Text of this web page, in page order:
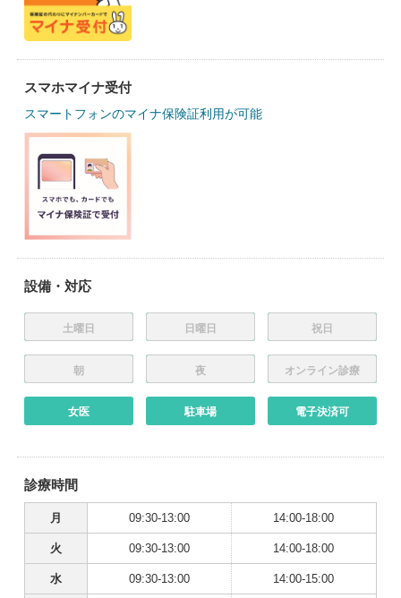
スマホマイナ受付
スマートフォンのマイナ保険証利用が可能
設備・対応
土曜日 日曜日 祝日
朝 夜 オンライン診療
女医 駐車場 電子決済可
診療時間
月 09:30-13:00 14:00-18:00
火 09:30-13:00 14:00-18:00
水 09:30-13:00 14:00-15:00